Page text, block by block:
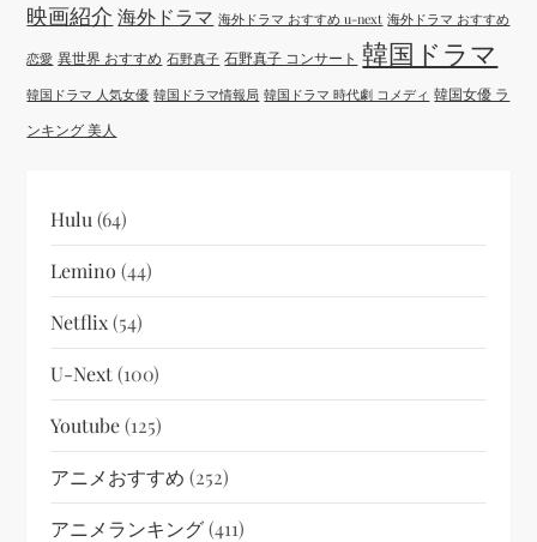
映画紹介 海外ドラマ 海外ドラマ おすすめ u-next 海外ドラマ おすすめ
恋愛 異世界 おすすめ 石野真子 石野真子 コンサート 韓国ドラマ
韓国ドラマ 人気女優 韓国ドラマ情報局 韓国ドラマ 時代劇 コメディ 韓国女優 ラ
ンキング 美人
Hulu (64)
Lemino (44)
Netflix(54)
U-Next(100)
Youtube(125)
アニメおすすめ (252)
アニメランキング(411)